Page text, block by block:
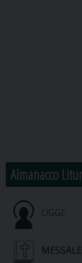
Almanacco
OGGI:
MESSALE